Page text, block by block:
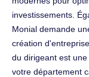
investissements.
Monial demande
création
du dirigeant est
votre département